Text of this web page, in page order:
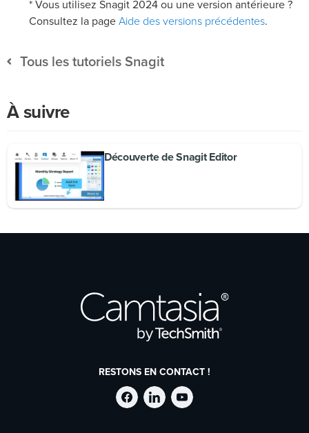
* Vous utilisez Snagit 2024 ou une version antérieure ?
Consultez la page Aide des versions précédentes.
Tous les tutoriels Snagit
À suivre
Découverte de Snagit Editor
RESTONS EN CONTACT !
Suivre
SuivreSuivre